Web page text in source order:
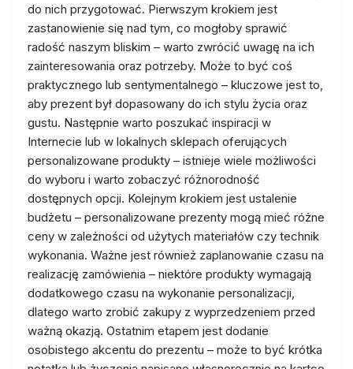
do nich przygotować. Pierwszym krokiem jest
zastanowienie się nad tym, co mogłoby sprawić
radość naszym bliskim – warto zwrócić uwagę na ich
zainteresowania oraz potrzeby. Może to być coś
praktycznego lub sentymentalnego – kluczowe jest to,
aby prezent był dopasowany do ich stylu życia oraz
gustu. Następnie warto poszukać inspiracji w
Internecie lub w lokalnych sklepach oferujących
personalizowane produkty – istnieje wiele możliwości
do wyboru i warto zobaczyć różnorodność
dostępnych opcji. Kolejnym krokiem jest ustalenie
budżetu – personalizowane prezenty mogą mieć różne
ceny w zależności od użytych materiałów czy technik
wykonania. Ważne jest również zaplanowanie czasu na
realizację zamówienia – niektóre produkty wymagają
dodatkowego czasu na wykonanie personalizacji,
dlatego warto zrobić zakupy z wyprzedzeniem przed
ważną okazją. Ostatnim etapem jest dodanie
osobistego akcentu do prezentu – może to być krótka